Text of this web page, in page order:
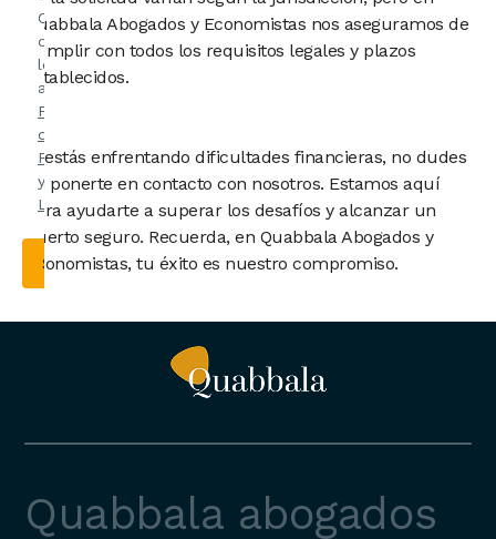
Quabbala Abogados y Economistas nos aseguramos de
cumplir con todos los requisitos legales y plazos
establecidos.
Si estás enfrentando dificultades financieras, no dudes
en ponerte en contacto con nosotros. Estamos aquí
para ayudarte a superar los desafíos y alcanzar un
puerto seguro. Recuerda, en Quabbala Abogados y
Economistas, tu éxito es nuestro compromiso.
Confirmo
que he
leído y
acepto la
Política
de
Privacidad
y elAviso
Legal.
Quabbala abogados